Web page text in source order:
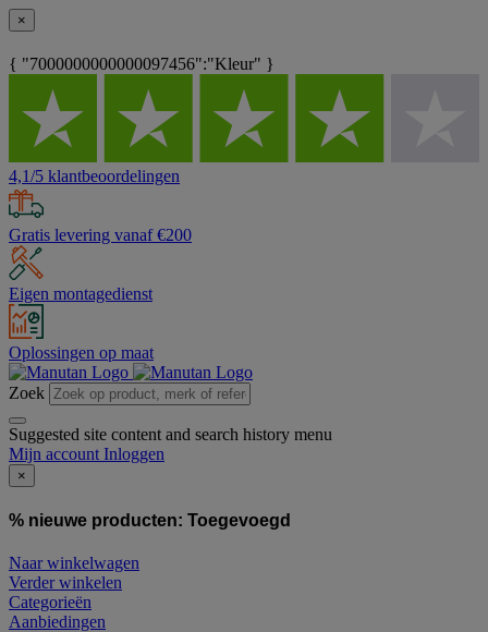
×
{ "7000000000000097456":"Kleur" }
4,1/5 klantbeoordelingen
Gratis levering vanaf €200
Eigen montagedienst
Oplossingen op maat
Zoek
Suggested site content and search history menu
Mijn account Inloggen
×
% nieuwe producten: Toegevoegd
Naar winkelwagen
Verder winkelen
Categorieën
Aanbiedingen